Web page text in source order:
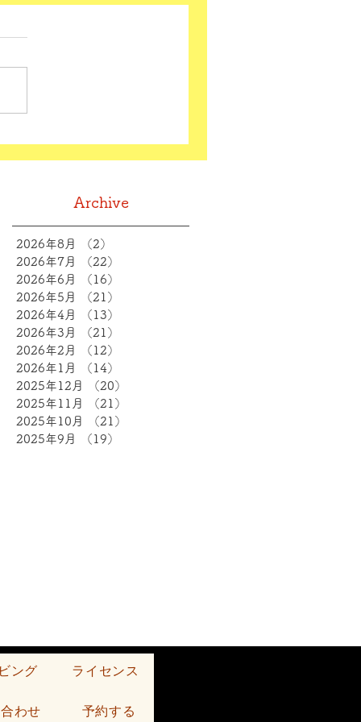
Archive
2026年8月 （2）
2026年7月
（22）
2026年6月
（16）
2026年5月
（21）
2026年4月
（13）
2026年3月
（21）
2026年2月
（12）
2026年1月
（14）
2025年12月
（20）
2025年11月
（21）
2025年10月
（21）
2025年9月
（19）
ング ライセンス
わせ 予約する